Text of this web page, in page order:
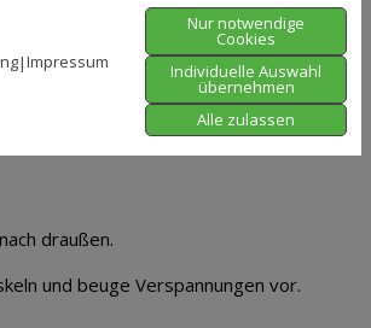
und in kleinen Einheiten am Tag.
draußen.
und beuge Verspannungen vor.
|Impressum
Nur notwendige
Cookies
Individuelle Auswahl
übernehmen
Alle zulassen